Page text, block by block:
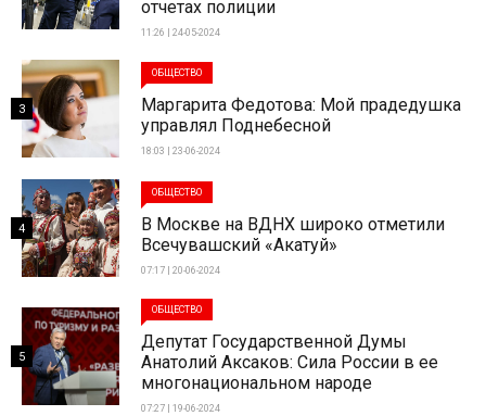
отчетах полиции
11:26 | 24-05-2024
ОБЩЕСТВО
Маргарита Федотова: Мой прадедушка
управлял Поднебесной
18:03 | 23-06-2024
3
ОБЩЕСТВО
В Москве на ВДНХ широко отметили
Всечувашский «Акатуй»
07:17 | 20-06-2024
4
ОБЩЕСТВО
Депутат Государственной Думы
Анатолий Аксаков: Сила России в ее
многонациональном народе
07:27 | 19-06-2024
5